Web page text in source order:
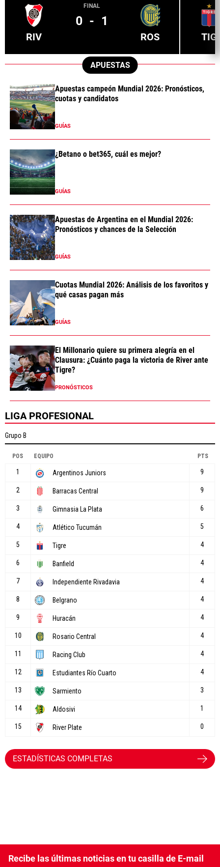
RIV
FINAL
0 - 1
ROS TIG
APUESTAS
Apuestas campeón Mundial 2026: Pronósticos,
cuotas y candidatos
GUÍAS
¿Betano o bet365, cuál es mejor?
GUÍAS
Apuestas de Argentina en el Mundial 2026:
Pronósticos y chances de la Selección
GUÍAS
Cuotas Mundial 2026: Análisis de los favoritos y
qué casas pagan más
GUÍAS
El Millonario quiere su primera alegría en el
Clausura: ¿Cuánto paga la victoria de River ante
Tigre?
PRONÓSTICOS
LIGA PROFESIONAL
ESTADÍSTICAS COMPLETAS
Recibe las últimas noticias en tu casilla de E-mail